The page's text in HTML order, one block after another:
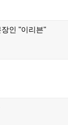
인 "이리븐"